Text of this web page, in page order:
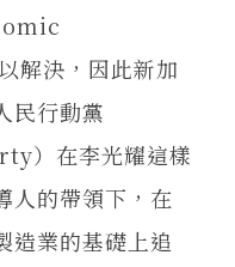
解決，因此新加
民行動黨
）在李光耀這樣
人的帶領下，在
造業的基礎上追